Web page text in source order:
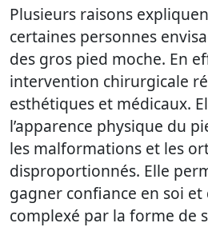
Plusieurs raisons
certaines personnes
des gros pied moche. En
intervention chirurgicale
esthétiques et médicaux.
l’apparence physique du
les malformations et les
disproportionnés. Elle
gagner confiance en soi
complexé par la forme de